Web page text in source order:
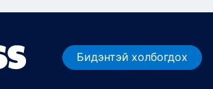
Бидэнтэй холбогдох